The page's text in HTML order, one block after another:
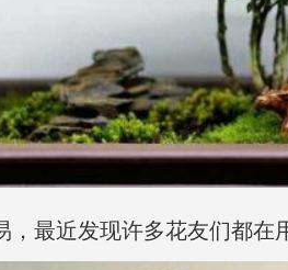
最近发现许多花友们都在